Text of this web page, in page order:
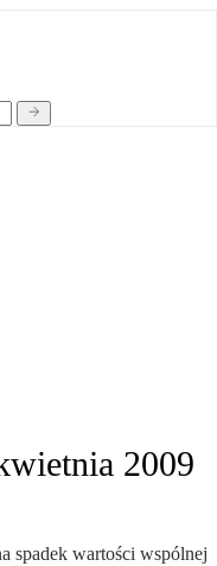
2009
spadek wartości wspólnej